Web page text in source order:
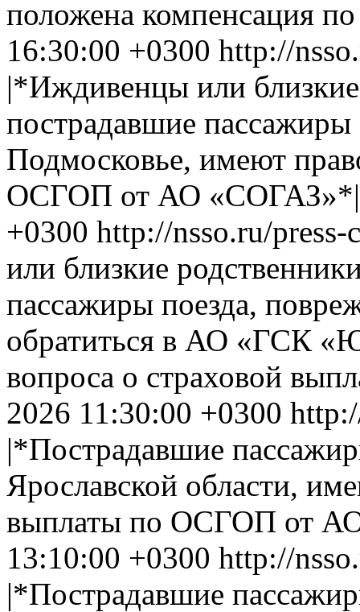
положена компенсация
16:30:00 +0300 http://
|*Иждивенцы или
пострадавшие
Подмосковье, имеют
ОСГОП от АО «СОГАЗ»*|
+0300 http://nsso.ru/
или близкие
пассажиры поезда,
обратиться в АО «ГСК
вопроса о страховой
2026 11:30:00 +0300
|*Пострадавшие
Ярославской области,
выплаты по ОСГОП от
13:10:00 +0300 http://
|*Пострадавшие